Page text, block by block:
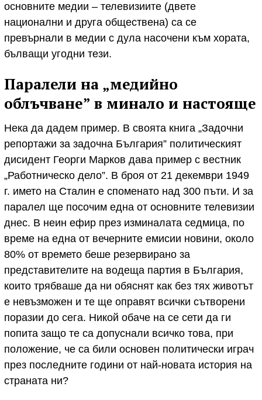
основните медии – телевизиите (двете
национални и друга обществена) са се
превърнали в медии с дула насочени към хората,
бълващи угодни тези.
Паралели на „медийно
облъчване” в минало и настояще
Нека да дадем пример. В своята книга „Задочни
репортажи за задочна България” политическият
дисидент Георги Марков дава пример с вестник
„Работническо дело”. В броя от 21 декември 1949
г. името на Сталин е споменато над 300 пъти. И за
паралел ще посочим една от основните телевизии
днес. В неин ефир през изминалата седмица, по
време на една от вечерните емисии новини, около
80% от времето беше резервирано за
представителите на водеща партия в България,
които трябваше да ни обяснят как без тях животът
е невъзможен и те ще оправят всички сътворени
поразии до сега. Никой обаче на се сети да ги
попита защо те са допуснали всичко това, при
положение, че са били основен политически играч
през последните години от най-новата история на
страната ни?